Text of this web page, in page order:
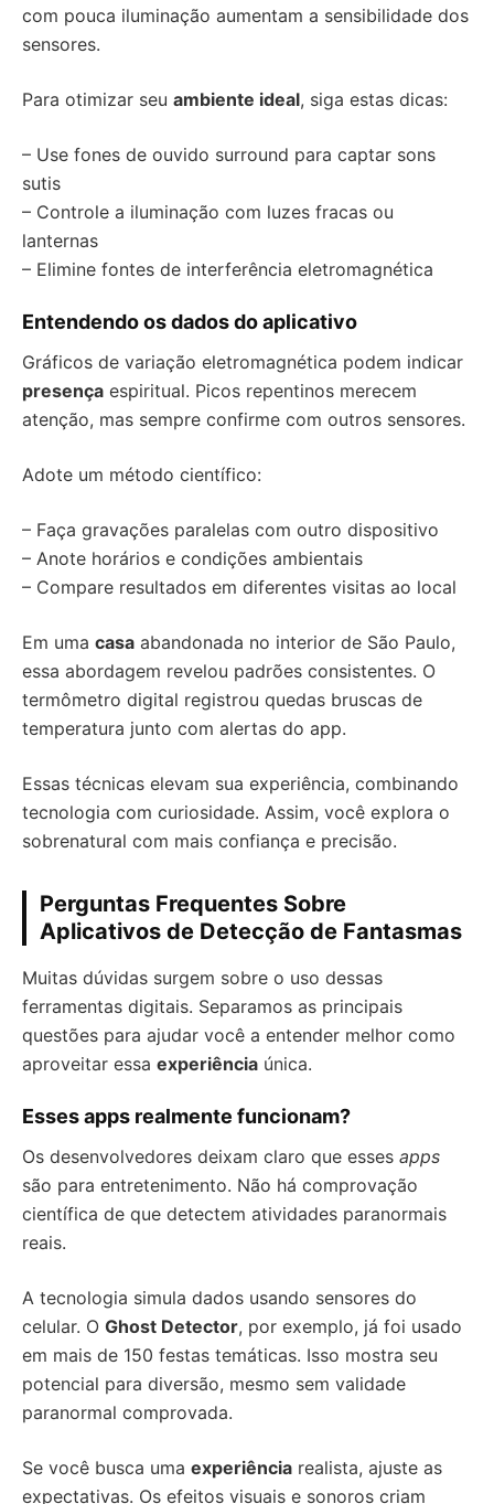
com pouca iluminação aumentam a sensibilidade dos
sensores.
Para otimizar seu ambiente ideal, siga estas dicas:
– Use fones de ouvido surround para captar sons
sutis
– Controle a iluminação com luzes fracas ou
lanternas
– Elimine fontes de interferência eletromagnética
Entendendo os dados do aplicativo
Gráficos de variação eletromagnética podem indicar
presença espiritual. Picos repentinos merecem
atenção, mas sempre confirme com outros sensores.
Adote um método científico:
– Faça gravações paralelas com outro dispositivo
– Anote horários e condições ambientais
– Compare resultados em diferentes visitas ao local
Em uma casa abandonada no interior de São Paulo,
essa abordagem revelou padrões consistentes. O
termômetro digital registrou quedas bruscas de
temperatura junto com alertas do app.
Essas técnicas elevam sua experiência, combinando
tecnologia com curiosidade. Assim, você explora o
sobrenatural com mais confiança e precisão.
Perguntas Frequentes Sobre
Aplicativos de Detecção de Fantasmas
Muitas dúvidas surgem sobre o uso dessas
ferramentas digitais. Separamos as principais
questões para ajudar você a entender melhor como
aproveitar essa experiência única.
Esses apps realmente funcionam?
Os desenvolvedores deixam claro que esses apps
são para entretenimento. Não há comprovação
científica de que detectem atividades paranormais
reais.
A tecnologia simula dados usando sensores do
celular. O Ghost Detector, por exemplo, já foi usado
em mais de 150 festas temáticas. Isso mostra seu
potencial para diversão, mesmo sem validade
paranormal comprovada.
Se você busca uma experiência realista, ajuste as
expectativas. Os efeitos visuais e sonoros criam